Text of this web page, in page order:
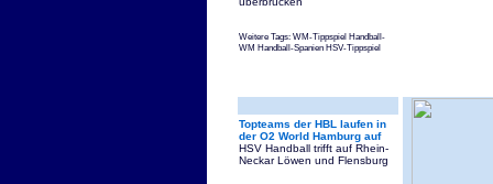
Weitere Tags: WM-Tippspiel Handball-
WM Handball-Spanien HSV-Tippspiel
Topteams der HBL laufen in
der O2 World Hamburg auf
HSV Handball trifft auf Rhein-
Neckar Löwen und Flensburg